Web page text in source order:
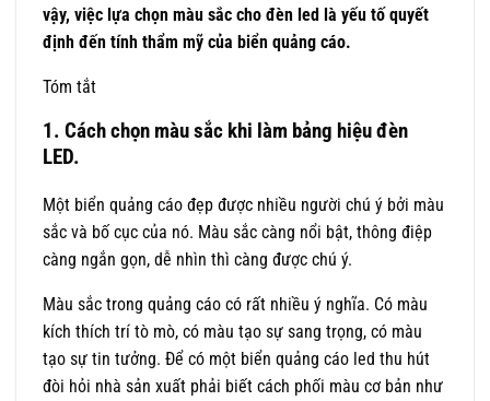
vậy, việc lựa chọn màu sắc cho đèn led là yếu tố quyết
định đến tính thẩm mỹ của biển quảng cáo.
Tóm tắt
1. Cách chọn màu sắc khi làm bảng hiệu đèn
LED.
Một biển quảng cáo đẹp được nhiều người chú ý bởi màu
sắc và bố cục của nó. Màu sắc càng nổi bật, thông điệp
càng ngắn gọn, dễ nhìn thì càng được chú ý.
Màu sắc trong quảng cáo có rất nhiều ý nghĩa. Có màu
kích thích trí tò mò, có màu tạo sự sang trọng, có màu
tạo sự tin tưởng. Để có một biển quảng cáo led thu hút
đòi hỏi nhà sản xuất phải biết cách phối màu cơ bản như